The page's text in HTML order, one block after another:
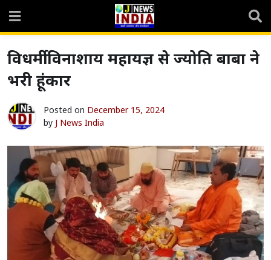
content
विधर्मी विनाशाय महायज्ञ से ज्योति बाबा ने
भरी हूंकार
Posted on December 15, 2024
by J News India